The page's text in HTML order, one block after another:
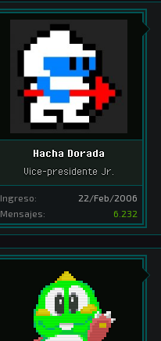
Hacha Dorada
Vice-presidente Jr.
Ingreso:
22/Feb/2006
Mensajes:
6.232